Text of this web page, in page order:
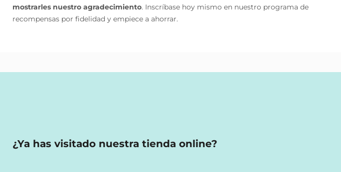
mostrarles nuestro agradecimiento. Inscríbase hoy mismo en nuestro programa de
recompensas por fidelidad y empiece a ahorrar.
¿Ya has visitado nuestra tienda online?